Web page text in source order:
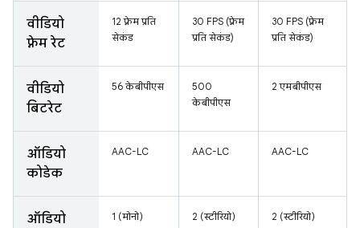
वीडियो
फ़्रेम रेट
12 फ़्रेम प्रति
सेकंड
30 FPS (फ़्रेम
प्रति सेकंड)
30 FPS (फ़्रेम
प्रति सेकंड)
वीडियो
बिटरेट
56 केबीपीएस
500
केबीपीएस
2 एमबीपीएस
ऑडियो
कोडेक
AAC-LC AAC-LC AAC-LC
ऑडियो
1 (मोनो) 2 (स्टीरियो) 2 (स्टीरियो)